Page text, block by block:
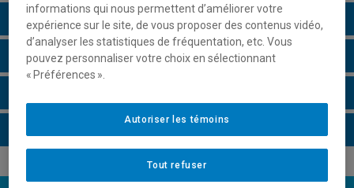
Description du cours
Horaire - Été 2026
informations qui nous permettent d’améliorer votre
expérience sur le site, de vous proposer des contenus vidéo,
d’analyser les statistiques de fréquentation, etc. Vous
pouvez personnaliser votre choix en sélectionnant
« Préférences ».
Tout refuser
Autoriser les témoins